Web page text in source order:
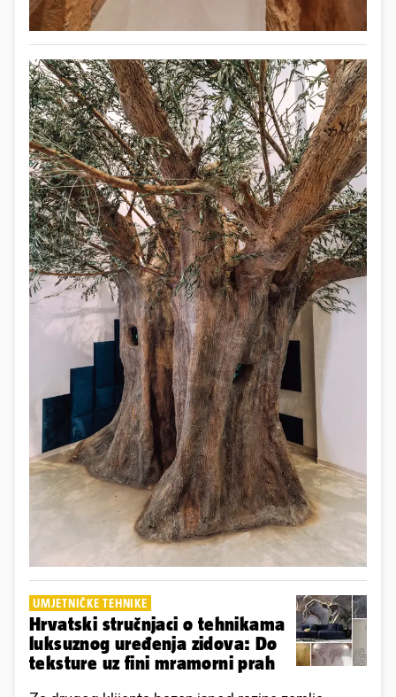
UMJETNIČKE TEHNIKE
Hrvatski stručnjaci o tehnikama
luksuznog uređenja zidova: Do
teksture uz fini mramorni prah